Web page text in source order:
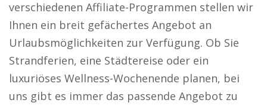
verschiedenen Affiliate-Programmen stellen wir
Ihnen ein breit gefächertes Angebot an
Urlaubsmöglichkeiten zur Verfügung. Ob Sie
Strandferien, eine Städtereise oder ein
luxuriöses Wellness-Wochenende planen, bei
uns gibt es immer das passende Angebot zu